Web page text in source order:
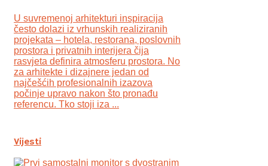
U suvremenoj arhitekturi inspiracija
često dolazi iz vrhunskih realiziranih
projekata – hotela, restorana, poslovnih
prostora i privatnih interijera čija
rasvjeta definira atmosferu prostora. No
za arhitekte i dizajnere jedan od
najčešćih profesionalnih izazova
počinje upravo nakon što pronađu
referencu. Tko stoji iza ...
Vijesti